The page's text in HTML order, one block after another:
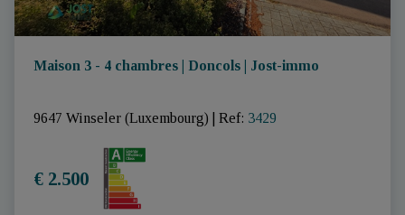
Maison 3 - 4 chambres | Doncols | Jost-immo
9647 Winseler (Luxembourg) Ref: 3429
€ 2.500